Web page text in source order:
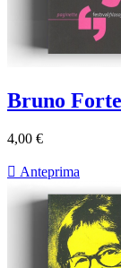
Bruno
4,00 €
 Anteprima